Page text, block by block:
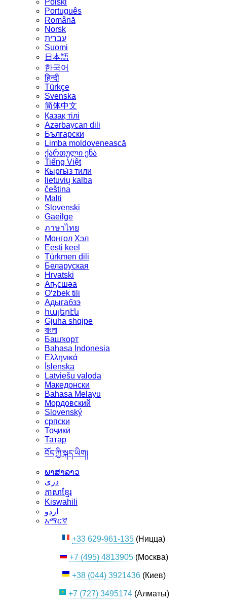
Polski
Português
Română
Norsk
עברית
Suomi
日本語
한국어
हिन्दी
Türkçe
Svenska
简体中文
Қазақ тілі
Azərbaycan dili
Български
Limba moldovenească
ქართული ენა
Tiếng Việt
Кыргы́з тили
lietuvių kalba
čeština
Malti
Slovenski
Gaeilge
ภาษาไทย
Монгол Хэл
Eesti keel
Türkmen dili
Беларуская
Hrvatski
Аҧсшәа
Oʻzbek tili
Адыгабзэ
հայերէն
Gjuha shqipe
বাংলা
Башҡорт
Bahasa Indonesia
Ελληνικά
Íslenska
Latviešu valoda
Македонски
Bahasa Melayu
Мордовский
Slovenský
српски
Тоҷикӣ
Татар
བོད་ཀྱི་སྐད་ཡིག།
ພາສາລາວ
دری
ភាសាខ្មែរ
Kiswahili
اردو
አማርኛ
+33 629-961-135 (Ницца)
+7 (495) 4813905(Москва)
+38 (044) 3921436(Киев)
+7 (727) 3495174(Алматы)